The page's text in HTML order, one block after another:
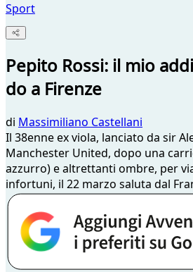
Sport
Pepito Rossi: il mio
do a Firenze
di Massimiliano Castellani
Il 38enne ex viola, lanciato da sir
Manchester United, dopo una
azzurro) e altrettanti ombre, per
infortuni, il 22 marzo saluta dal